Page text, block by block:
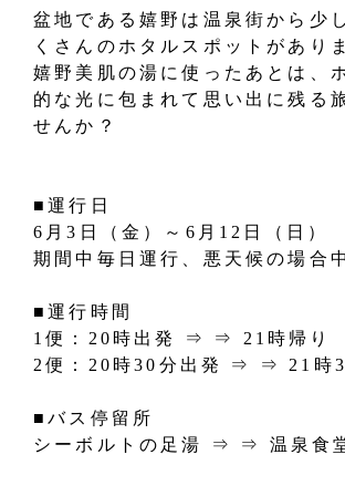
盆地である嬉野は温泉街から少
くさんのホタルスポットがあり
嬉野美肌の湯に使ったあとは、
的な光に包まれて思い出に残る
せんか？
■運行日
6月3日（金）～6月12日（日）
期間中毎日運行、悪天候の場合
■運行時間
1便：20時出発 ⇒ ⇒ 21時帰り
2便：20時30分出発 ⇒ ⇒ 21時
■バス停留所
シーボルトの足湯 ⇒ ⇒ 温泉食